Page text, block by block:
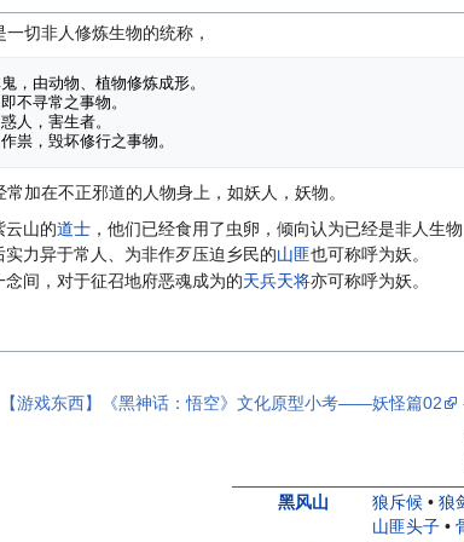
一切非人修炼生物的统称，
，由动物、植物修炼成形。
不寻常之事物。
人，害生者。
加在不正邪道的人物身上，如妖人，妖物。
云山的道士 ，他们已经食用了虫卵，倾向认为已经是非人生物
实力异于常人、为非作歹压迫乡民的山匪也可称呼为妖。
念间，对于征召地府恶魂成为的天兵天将亦可称呼为妖。
【游戏东西】《黑神话：悟空》文化原型小考——妖怪篇02
黑风山 狼斥候 •狼
山匪头子 •